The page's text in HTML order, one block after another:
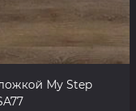
My Step